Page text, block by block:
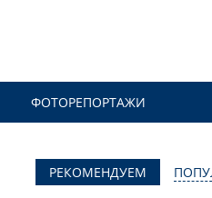
ФОТОРЕПОРТАЖИ
РЕКОМЕНДУЕМ